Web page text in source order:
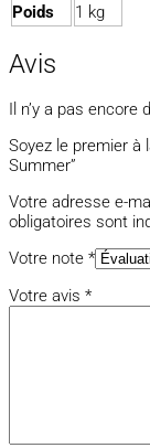
Poids 1 kg
Avis
Il n’y a pas encore
Soyez le premier à
Summer”
Votre adresse e-
obligatoires sont
Votre note *
Votre avis *